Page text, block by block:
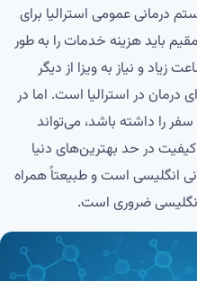
درمانی عمومی استرالیا برای
باید هزینه خدمات را به طور
زیاد و نیاز به ویزا از دیگر
درمان در استرالیا است. اما در
را داشته باشد، می‌تواند
کیفیت در حد بهترین‌های دنیا
انگلیسی است و طبیعتاً همراه
ضروری است.